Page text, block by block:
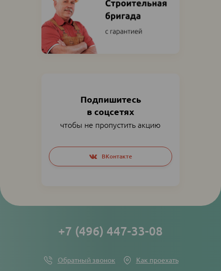
Подпишитесь
в соцсетях
чтобы не пропустить акцию
Social
networks
links
ВКонтакте
+7 (496) 447-33-08
Обратный звонок Как проехать